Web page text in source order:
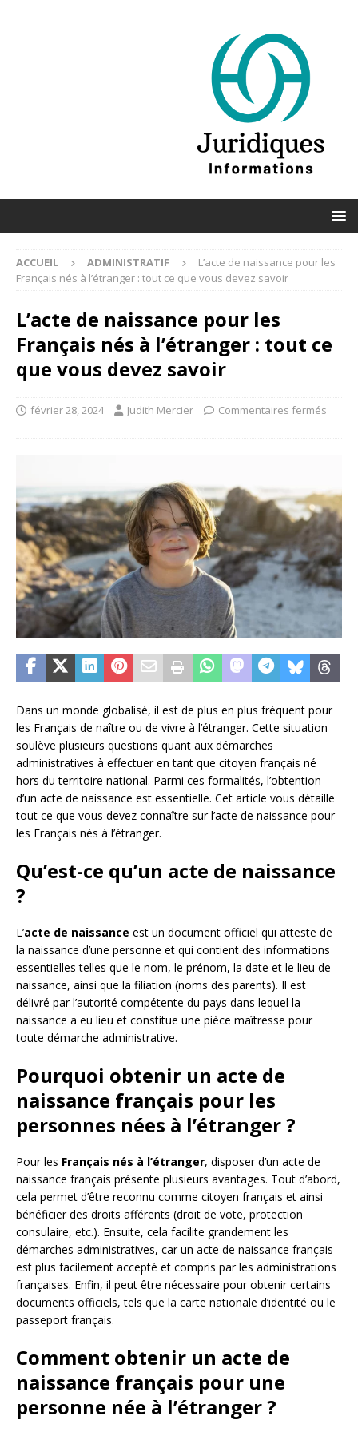
ACCUEIL ADMINISTRATIF
L’acte de naissance pour les
Français nés à l’étranger : tout ce que vous devez savoir
L’acte de naissance pour les
Français nés à l’étranger : tout ce
que vous devez savoir
février 28, 2024 Judith Mercier Commentaires fermés
Dans un monde globalisé, il est de plus en plus fréquent pour
les Français de naître ou de vivre à l’étranger. Cette situation
soulève plusieurs questions quant aux démarches
administratives à effectuer en tant que citoyen français né
hors du territoire national. Parmi ces formalités, l’obtention
d’un acte de naissance est essentielle. Cet article vous détaille
tout ce que vous devez connaître sur l’acte de naissance pour
les Français nés à l’étranger.
Qu’est-ce qu’un acte de naissance
?
L’acte de naissance est un document officiel qui atteste de
la naissance d’une personne et qui contient des informations
essentielles telles que le nom, le prénom, la date et le lieu de
naissance, ainsi que la filiation (noms des parents). Il est
délivré par l’autorité compétente du pays dans lequel la
naissance a eu lieu et constitue une pièce maîtresse pour
toute démarche administrative.
Pourquoi obtenir un acte de
naissance français pour les
personnes nées à l’étranger ?
Pour les Français nés à l’étranger, disposer d’un acte de
naissance français présente plusieurs avantages. Tout d’abord,
cela permet d’être reconnu comme citoyen français et ainsi
bénéficier des droits afférents (droit de vote, protection
consulaire, etc.). Ensuite, cela facilite grandement les
démarches administratives, car un acte de naissance français
est plus facilement accepté et compris par les administrations
françaises. Enfin, il peut être nécessaire pour obtenir certains
documents officiels, tels que la carte nationale d’identité ou le
passeport français.
Comment obtenir un acte de
naissance français pour une
personne née à l’étranger ?